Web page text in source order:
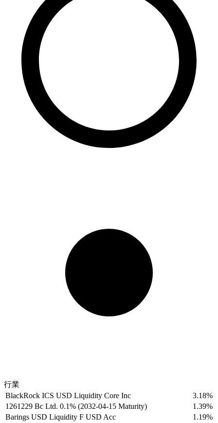
行業
BlackRock ICS USD Liquidity Core Inc
3.18%
1261229 Bc Ltd. 0.1% (2032-04-15 Maturity)
1.39%
Barings USD Liquidity F USD Acc
1.19%